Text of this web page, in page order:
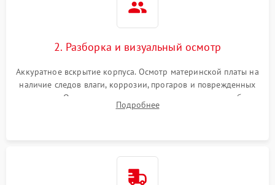
2. Разборка и визуальный осмотр
Аккуратное вскрытие корпуса. Осмотр материнской платы на
наличие следов влаги, коррозии, прогаров и поврежденных
элементов. Оценка состояния системы охлаждения, турбины
кулера и степени загрязнения радиатора пылью.
Подробнее